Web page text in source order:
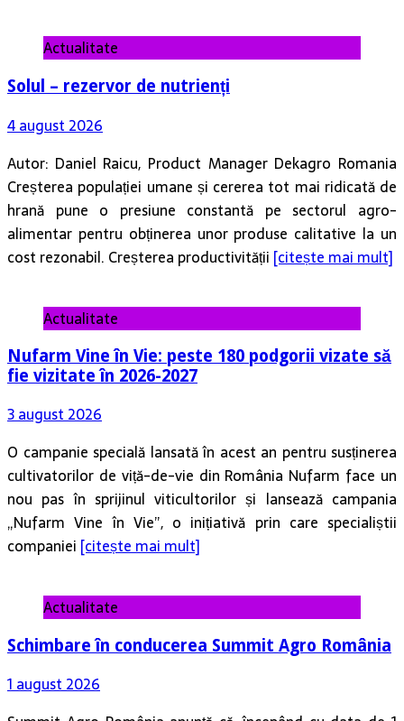
Actualitate
Solul – rezervor de nutrienți
4 august 2026
Autor: Daniel Raicu, Product Manager Dekagro Romania
Creșterea populației umane și cererea tot mai ridicată de
hrană pune o presiune constantă pe sectorul agro-
alimentar pentru obținerea unor produse calitative la un
cost rezonabil. Creșterea productivității [citește mai mult]
Actualitate
Nufarm Vine în Vie: peste 180 podgorii vizate să
fie vizitate în 2026-2027
3 august 2026
O campanie specială lansată în acest an pentru susținerea
cultivatorilor de viță-de-vie din România Nufarm face un
nou pas în sprijinul viticultorilor și lansează campania
„Nufarm Vine în Vie”, o inițiativă prin care specialiștii
companiei [citește mai mult]
Actualitate
Schimbare în conducerea Summit Agro România
1 august 2026